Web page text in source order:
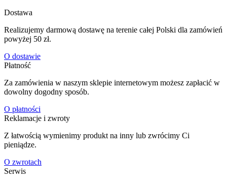
Dostawa
Realizujemy darmową dostawę na terenie całej Polski dla zamówień
powyżej 50 zł.
O dostawie
Płatność
Za zamówienia w naszym sklepie internetowym możesz zapłacić w
dowolny dogodny sposób.
O płatności
Reklamacje i zwroty
Z łatwością wymienimy produkt na inny lub zwrócimy Ci
pieniądze.
O zwrotach
Serwis